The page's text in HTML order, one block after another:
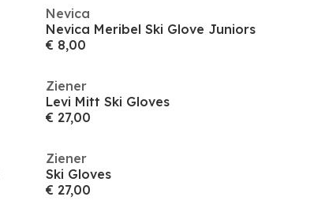
Nevica
Nevica Meribel Ski Glove Juniors
€ 8,00
Ziener
Levi Mitt Ski Gloves
€ 27,00
Ziener
Ski Gloves
€ 27,00